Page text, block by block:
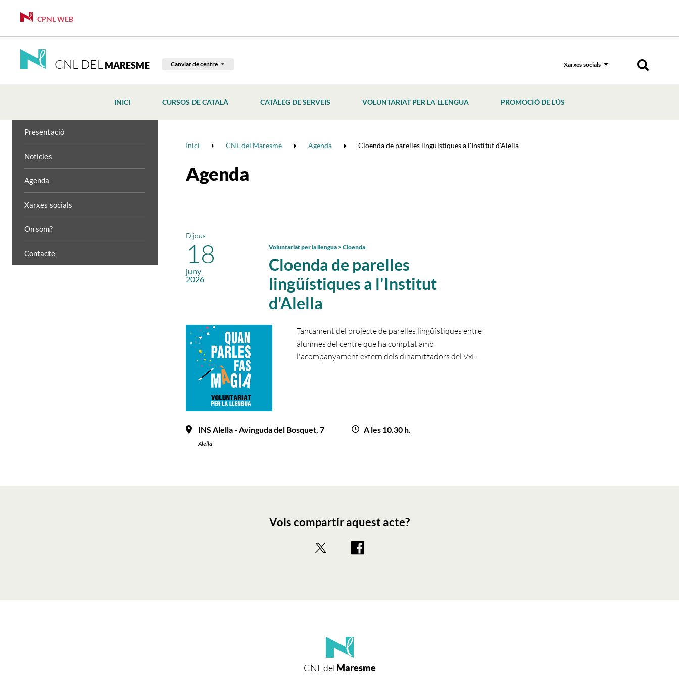
CPNL WEB
CNL DELMARESME Canviar de centre Xarxes socials
INICI CURSOS DE CATALÀ CATÀLEG DE SERVEIS VOLUNTARIAT PER LA LLENGUA PROMOCIÓ DE L'ÚS
Presentació
Notícies
Agenda
Xarxes socials
On som?
Contacte
Inici CNL del Maresme Agenda Cloenda de parelles lingüístiques a l'Institut d'Alella
Agenda
Cloenda de parelles
lingüístiques a l'Institut
d'Alella
Voluntariat per la llengua > Cloenda
Dijous
18
juny
2026
Tancament del projecte de parelles lingüístiques entre
alumnes del centre que ha comptat amb
l'acompanyament extern dels dinamitzadors del VxL.
INS Alella - Avinguda del Bosquet, 7
Alella
A les 10.30 h.
Vols compartir aquest acte?
CNL del Maresme